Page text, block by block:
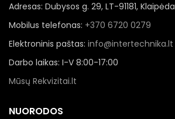
Adresas: Dubysos g. 29, LT-91181, Klaipėda
Mobilus telefonas: +370 6720 0279
Elektroninis paštas: info@intertechnika.lt
Darbo laikas: I-V 8:00-17:00
Mūsų Rekvizitai.lt
NUORODOS